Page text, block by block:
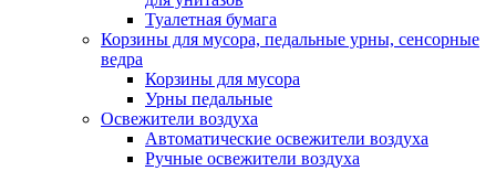
Туалетная бумага
Корзины для мусора, педальные урны, сенсорные
ведра
Корзины для мусора
Урны педальные
Освежители воздуха
Автоматические освежители воздуха
Ручные освежители воздуха